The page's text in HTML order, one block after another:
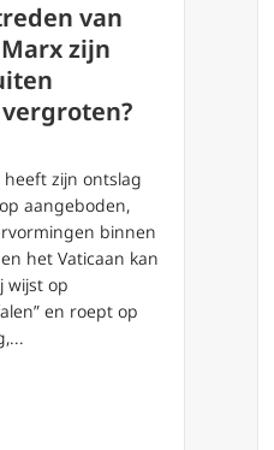
Weg” tekst voor.
van
zijn
heeft zijn ontslag
aangeboden,
binnen
het Vaticaan kan
wijst op
en roept op
Zal het aftreden van